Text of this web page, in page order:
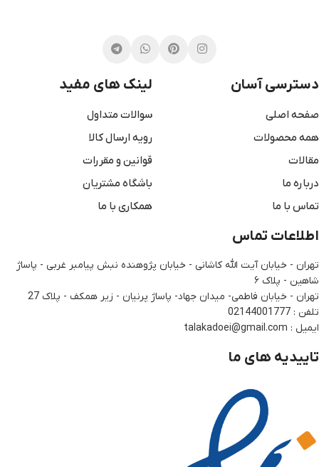
دسترسی آسان
صفحه اصلی
همه محصولات
مقالات
درباره ما
تماس با ما
لینک های مفید
سوالات متداول
رویه ارسال کالا
قوانین و مقررات
باشگاه مشتریان
همکاری با ما
اطلاعات تماس
تهران - خیابان آیت الله کاشانی - خیابان پژوهنده نبش پیامبر غربی - پاساژ
شاهین - پلاک ۶
تهران - خیابان فاطمی- میدان جهاد- پاساژ پرنیان - زیر همکف - پلاک 27
تلفن : 02144001777
ایمیل : talakadoei@gmail.com
تاییدیه های ما